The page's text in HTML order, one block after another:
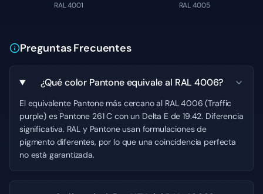
RAL 4001 RAL 4005
Preguntas Frecuentes
¿Qué color Pantone equivale al RAL 4006?
El equivalente Pantone más cercano al RAL 4006 (Traffic
purple) es Pantone 261 C con un Delta E de 19.42. Diferencia
significativa. RAL y Pantone usan formulaciones de
pigmento diferentes, por lo que una coincidencia perfecta
no está garantizada.